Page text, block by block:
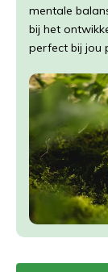
mentale
bij het
perfect bij jou